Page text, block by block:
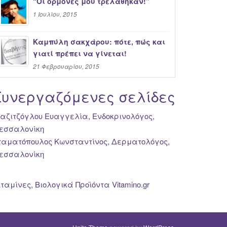
1 Ιουλίου, 2015
Καμπύλη σακχάρου: πότε, πώς και
γιατί πρέπει να γίνεται!
21 Φεβρουαρίου, 2015
σελίδες
Ευαγγελία, Ενδοκρινολόγος,
Κωνσταντίνος, Δερματολόγος,
Βιολογικά Προϊόντα Vitamino.gr